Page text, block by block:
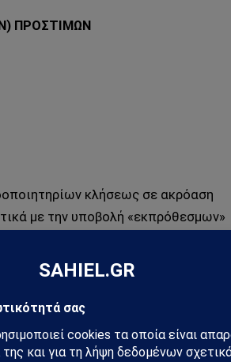
ΠΡΟΣΤΙΜΩΝ
κλήσεως σε ακρόαση
με την υποβολή «εκπρόθεσμων»
είναι καταιγιστικός γιατί στα
παραγράφεται το δικαίωμα της
έληξε στις 31/12/2014.
γραφτεί τόσο για τα προβλήματα
του. Οι εργατοώρες